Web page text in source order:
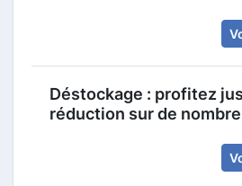
Déstockage : profitez
réduction sur de